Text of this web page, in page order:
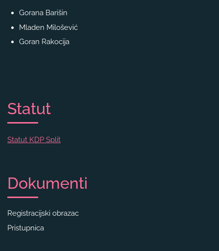
Gorana Barišin
Mladen Milošević
Goran Rakocija
Statut
Statut KDP Split
Dokumenti
Registracijski obrazac
Pristupnica